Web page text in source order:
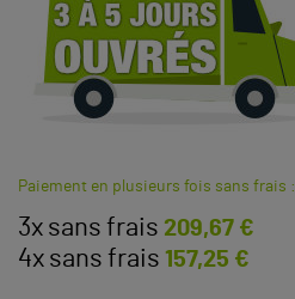
Paiement en plusieurs fois sans frais :
3x sans frais 209,67 €
4x sans frais 157,25 €